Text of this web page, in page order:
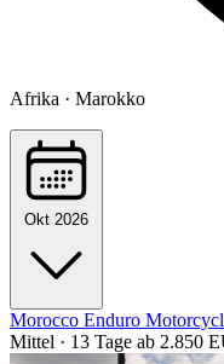
Afrika · Marokko
Okt 2026
Morocco Enduro
Mittel · 13 Tage ab 2.850